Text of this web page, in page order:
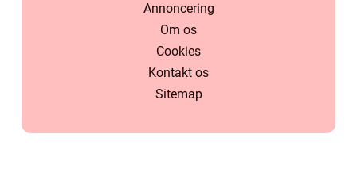
Annoncering
Om os
Cookies
Kontakt os
Sitemap